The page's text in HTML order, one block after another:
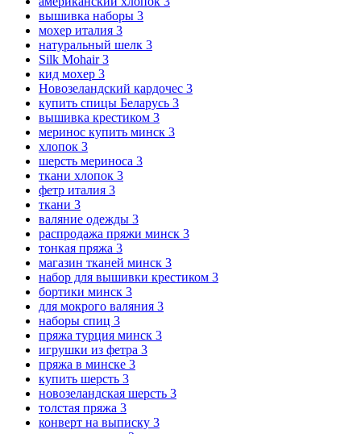
вышивка наборы 3
мохер италия 3
натуральный шелк 3
Silk Mohair3
кид мохер 3
Новозеландский кардочес 3
купить спицы Беларусь 3
вышивка крестиком 3
меринос купить минск 3
хлопок 3
шерсть мериноса 3
ткани хлопок 3
фетр италия 3
ткани 3
валяние одежды 3
распродажа пряжи минск 3
тонкая пряжа 3
магазин тканей минск 3
набор для вышивки крестиком 3
бортики минск 3
для мокрого валяния 3
наборы спиц 3
пряжа турция минск 3
игрушки из фетра 3
пряжа в минске 3
купить шерсть 3
новозеландская шерсть 3
толстая пряжа 3
конверт на выписку 3